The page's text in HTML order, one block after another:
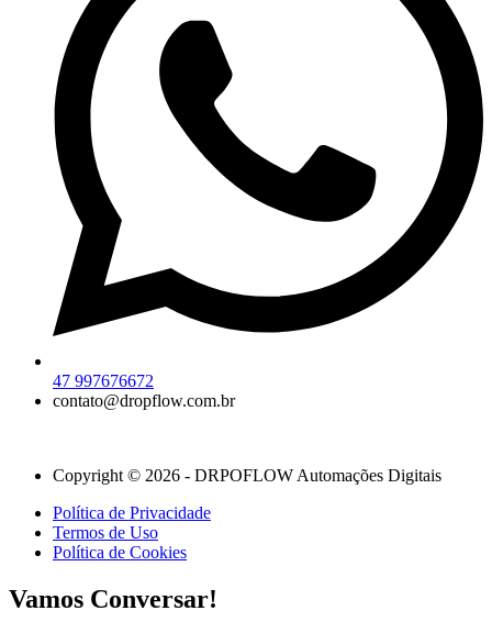
47 997676672
contato@dropflow.com.br
Copyright © 2026 - DRPOFLOW Automações Digitais
Política de Privacidade
Termos de Uso
Política de Cookies
Vamos Conversar!